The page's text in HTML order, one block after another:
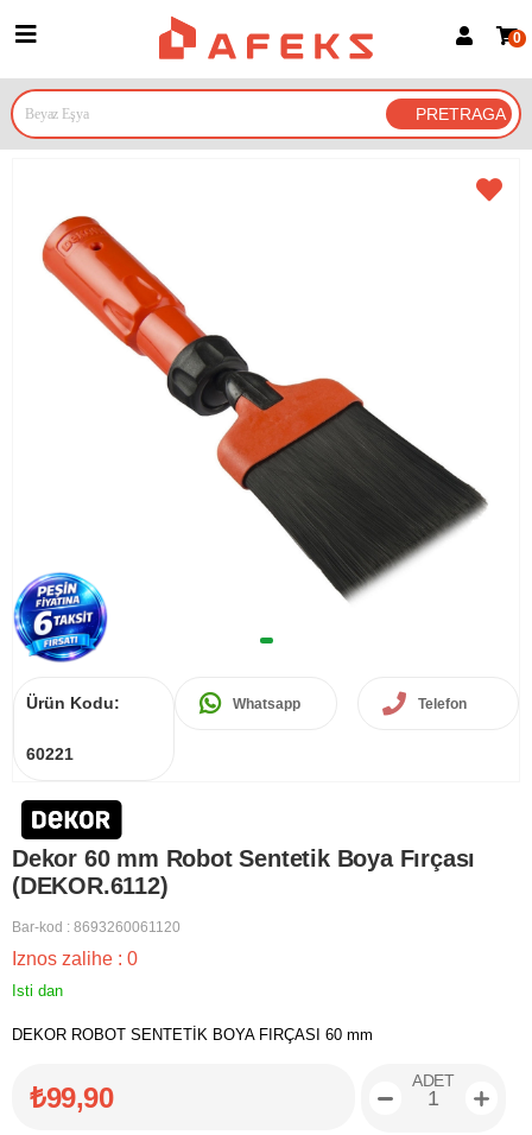
Prijava za članove
Prijavite se Google nalogom
0
Ürün Kodu:
60221
Whatsapp Telefon
Dekor 60 mm Robot Sentetik Boya Fırçası
(DEKOR.6112)
Bar-kod : 8693260061120
Iznos zalihe : 0
Isti dan
DEKOR ROBOT SENTETİK BOYA FIRÇASI 60 mm
₺99,90
ADET